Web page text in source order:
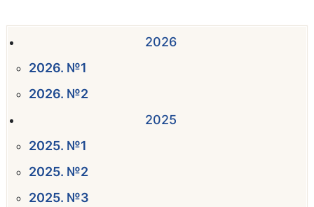
2026
2026. №1
2026. №2
2025
2025. №1
2025. №2
2025. №3